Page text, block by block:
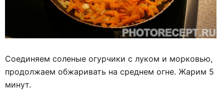
Соединяем соленые огурчики с луком и морковью,
продолжаем обжаривать на среднем огне. Жарим 5
минут.